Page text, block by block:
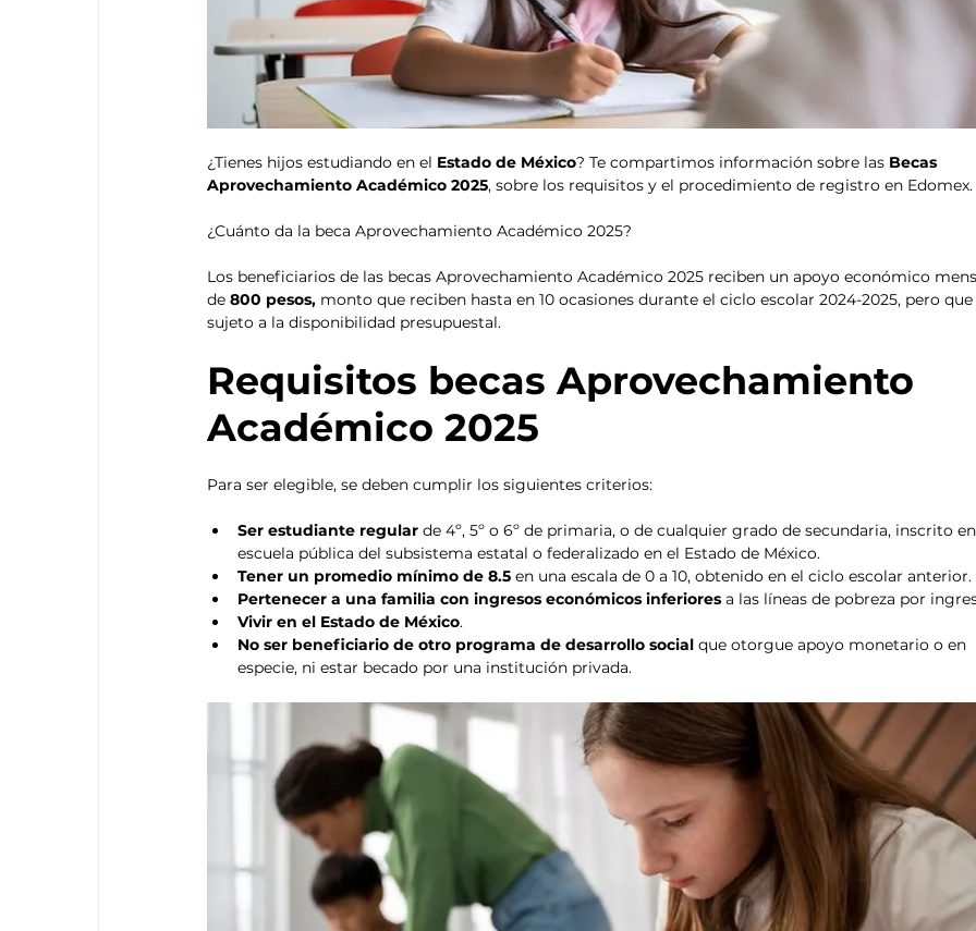
¿Tienes hijos estudiando en el Estado de México? Te compartimos información sobre las Becas
Aprovechamiento Académico 2025, sobre los requisitos y el procedimiento de registro en
¿Cuánto da la beca Aprovechamiento Académico 2025?
Los beneficiarios de las becas Aprovechamiento Académico 2025 reciben un apoyo económico
de 800 pesos, monto que reciben hasta en 10 ocasiones durante el ciclo escolar 2024-2025, pero
sujeto a la disponibilidad presupuestal.
Requisitos becas Aprovechamiento
Académico 2025
Para ser elegible, se deben cumplir los siguientes criterios:
Ser estudiante regular de 4º, 5º o 6º de primaria, o de cualquier grado de secundaria, inscrito
escuela pública del subsistema estatal o federalizado en el Estado de México.
Tener un promedio mínimo de 8.5 en una escala de 0 a 10, obtenido en el ciclo escolar anterior.
Pertenecer a una familia con ingresos económicos inferiores a las líneas de pobreza por
Vivir en el Estado de México.
No ser beneficiario de otro programa de desarrollo social que otorgue apoyo monetario o en
especie, ni estar becado por una institución privada.